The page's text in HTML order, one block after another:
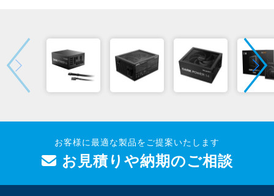
お客様に最適な製品をご提案いたします
お見積りや納期のご相談